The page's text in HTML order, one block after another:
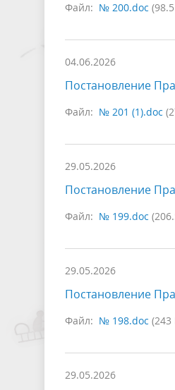
Файл: № 200.doc
04.06.2026
Постановление
Файл: № 201 (1).doc
29.05.2026
Постановление
Файл: № 199.doc
29.05.2026
Постановление
Файл: № 198.doc (243
29.05.2026